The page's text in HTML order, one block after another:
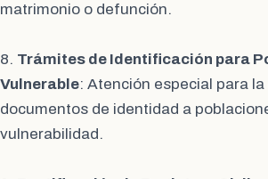
matrimonio o defunción.
8. Trámites de Identificación para
Vulnerable: Atención especial para
documentos de identidad a
vulnerabilidad.